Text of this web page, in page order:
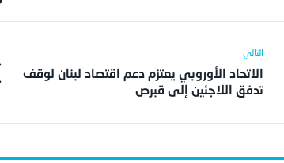
الاتحاد الأوروبي يعتزم دعم اقتصاد لبنان لوقف
تدفق اللاجئين إلى قبرص